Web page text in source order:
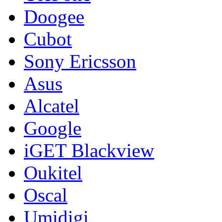
Doogee
Cubot
Sony Ericsson
Asus
Alcatel
Google
iGET Blackview
Oukitel
Oscal
Umidigi